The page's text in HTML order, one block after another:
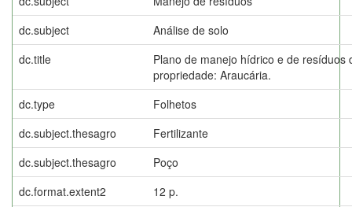
dc.subject
Análise de solo
dc.title
Plano de manejo hídrico e de resíduos
propriedade: Araucária.
dc.type
Folhetos
dc.subject.thesagro
Fertilizante
dc.subject.thesagro
Poço
dc.format.extent2
12 p.